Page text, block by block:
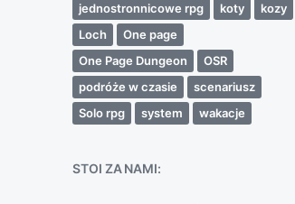
jednostronnicowe rpg
koty
kozy
Loch
One page
One Page Dungeon
OSR
podróże w czasie
scenariusz
Solo rpg
system wakacje
STOI ZA NAMI: